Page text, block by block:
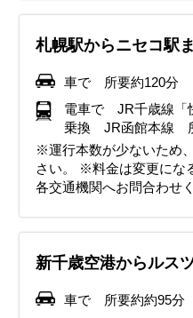
札幌駅からニセコ駅
車で 所要約120分
電車で JR千歳線「
乗換 JR函館本線
※運行本数が少ないため
さい。 ※料金は変更にな
各交通機関へお問合わせ
新千歳空港からルス
車で 所要約約95分